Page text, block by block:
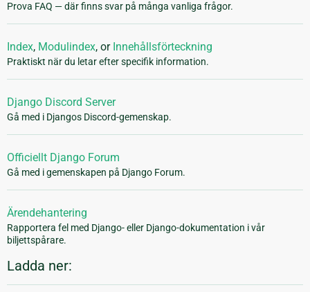
Prova FAQ — där finns svar på många vanliga frågor.
Index, Modulindex, or Innehållsförteckning
Praktiskt när du letar efter specifik information.
Django Discord Server
Gå med i Djangos Discord-gemenskap.
Officiellt Django Forum
Gå med i gemenskapen på Django Forum.
Ärendehantering
Rapportera fel med Django- eller Django-dokumentation i vår
biljettspårare.
Ladda ner: